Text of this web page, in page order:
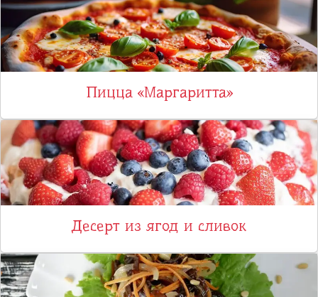
Пицца «Маргаритта»
Десерт из ягод и сливок